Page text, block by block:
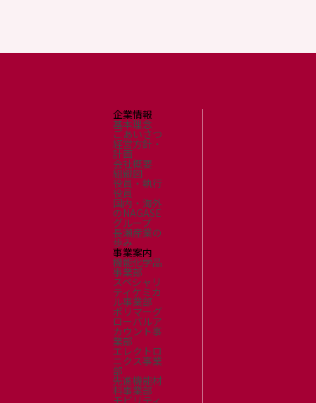
企業情報
基本理念
ごあいさつ
経営方針・
計画
会社概要
組織図
役員・執行
役員
国内・海外
のNAGASE
グループ
長瀬産業の
歩み
事業案内
機能化学品
事業部
スペシャリ
ティケミカ
ル事業部
ポリマーグ
ローバルア
カウント事
業部
エレクトロ
ニクス事業
部
先進機能材
料事業部